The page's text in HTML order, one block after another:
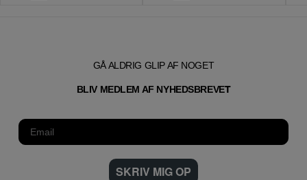
GÅ ALDRIG GLIP AF NOGET
BLIV MEDLEM AF NYHEDSBREVET
SKRIV MIG OP